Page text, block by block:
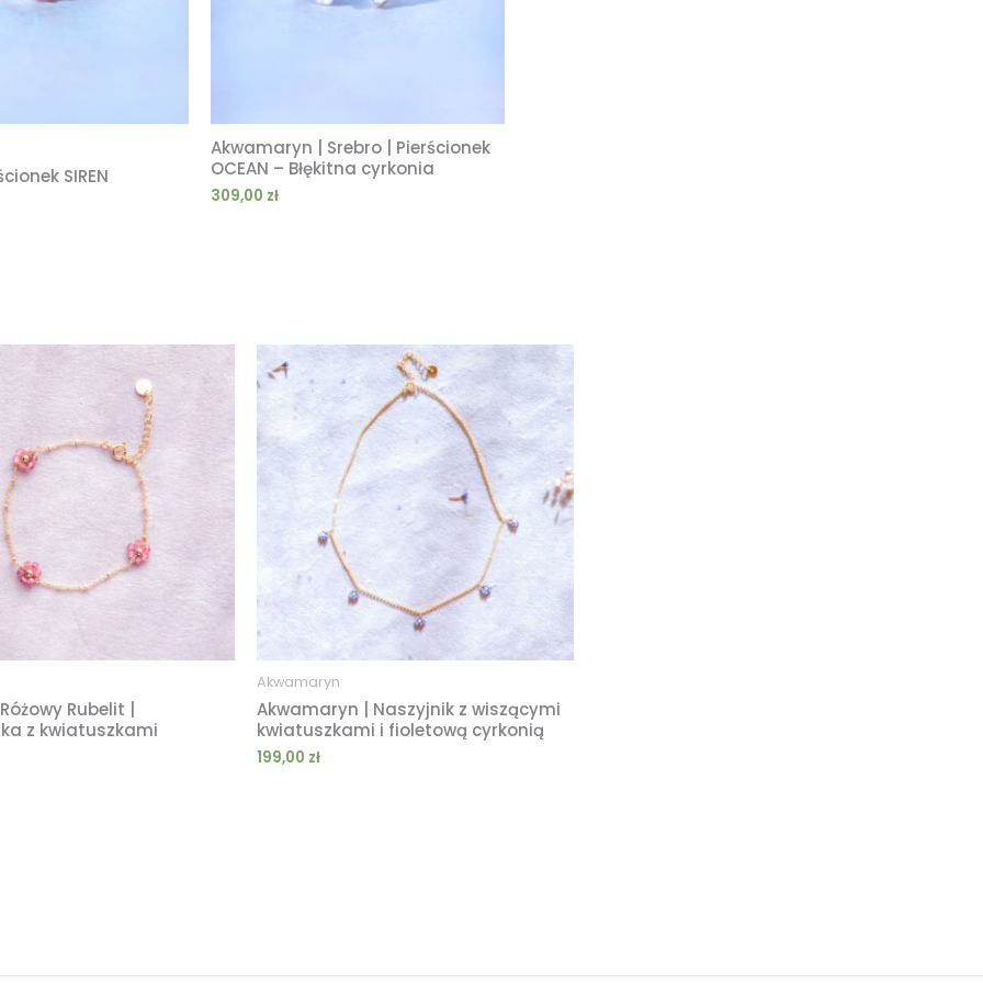
SIREN
Akwamaryn | Srebro | Pierścionek
OCEAN – Błękitna cyrkonia
309,00 zł
Rubelit |
z kwiatuszkami
Akwamaryn
Akwamaryn | Naszyjnik z wiszącymi
kwiatuszkami i fioletową cyrkonią
199,00 zł